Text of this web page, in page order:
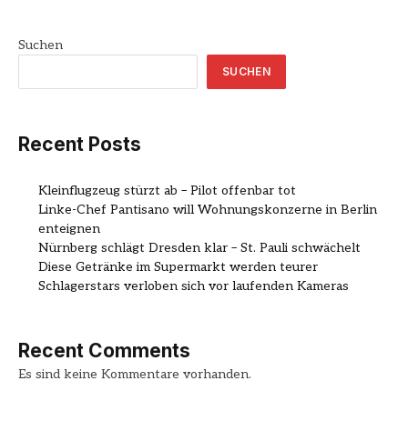
Suchen
SUCHEN
Recent Posts
Kleinflugzeug stürzt ab – Pilot offenbar tot
Linke-Chef Pantisano will Wohnungskonzerne in Berlin
enteignen
Nürnberg schlägt Dresden klar – St. Pauli schwächelt
Diese Getränke im Supermarkt werden teurer
Schlagerstars verloben sich vor laufenden Kameras
Recent Comments
Es sind keine Kommentare vorhanden.